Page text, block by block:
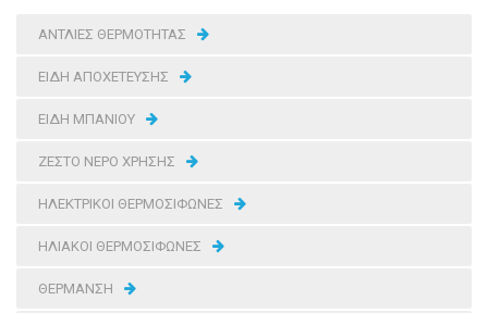
ΑΝΤΛΙΕΣ ΘΕΡΜΟΤΗΤΑΣ
ΕΙΔΗ ΑΠΟΧΕΤΕΥΣΗΣ
ΕΙΔΗ ΜΠΑΝΙΟΥ
ΖΕΣΤΟ ΝΕΡΟ ΧΡΗΣΗΣ
ΗΛΕΚΤΡΙΚΟΙ ΘΕΡΜΟΣΙΦΩΝΕΣ
ΗΛΙΑΚΟΙ ΘΕΡΜΟΣΙΦΩΝΕΣ
ΘΕΡΜΑΝΣΗ